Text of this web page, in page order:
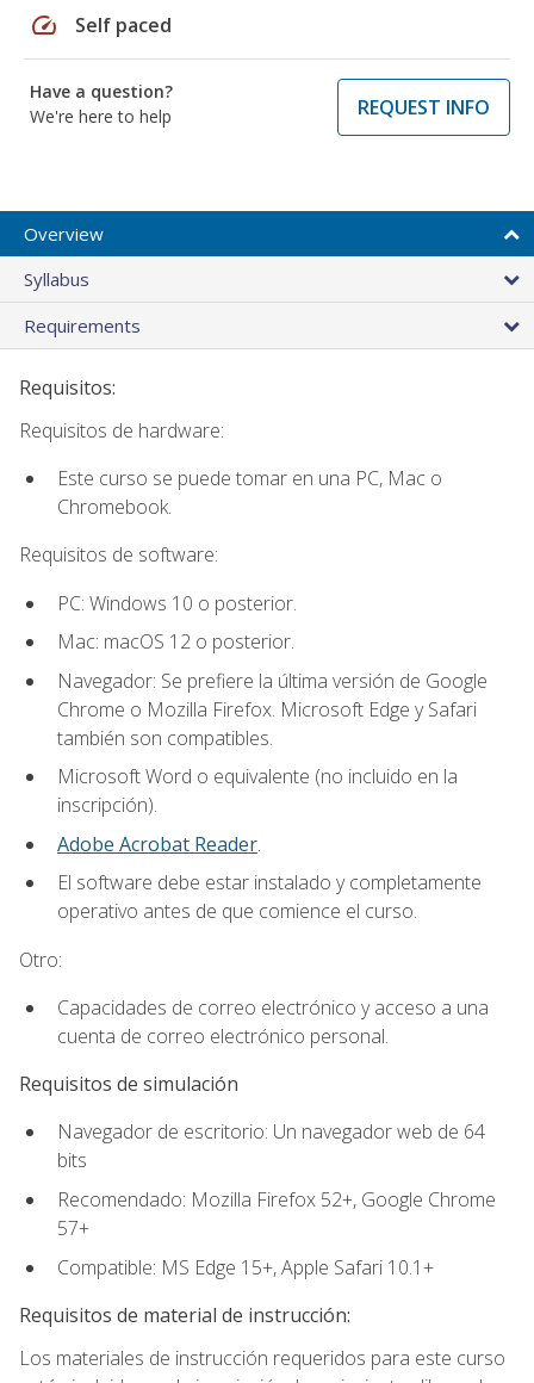
speed Self paced
Have a question?
We're here to help
REQUEST INFO
Overview
Syllabus
Requirements
Requisitos:
Requisitos de hardware:
Este curso se puede tomar en una PC, Mac o
Chromebook.
Requisitos de software:
PC: Windows 10 o posterior.
Mac: macOS 12 o posterior.
Navegador: Se prefiere la última versión de Google
Chrome o Mozilla Firefox. Microsoft Edge y Safari
también son compatibles.
Microsoft Word o equivalente (no incluido en la
inscripción).
Adobe Acrobat Reader.
El software debe estar instalado y completamente
operativo antes de que comience el curso.
Otro:
Capacidades de correo electrónico y acceso a una
cuenta de correo electrónico personal.
Requisitos de simulación
Navegador de escritorio: Un navegador web de 64
bits
Recomendado: Mozilla Firefox 52+, Google Chrome
57+
Compatible: MS Edge 15+, Apple Safari 10.1+
Requisitos de material de instrucción:
Los materiales de instrucción requeridos para este curso